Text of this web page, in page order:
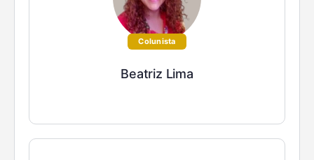
Colunista
Beatriz Lima